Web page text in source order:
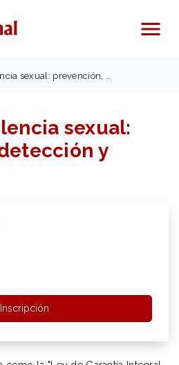
Menú
prevención, detección, actuación
sexual:
y
Inscripción